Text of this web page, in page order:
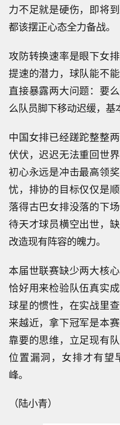
力不足就是硬伤，即将
都该摆正心态全力备战。
攻防转换速率是眼下女
提速的潜力，球队能不
直接暴露两大问题：要
么队员脚下移动迟缓，基
中国女排已经蹉跎整整
伏伏，迟迟无法重回世
初心永远是冲击最高领
忧，排协的目标仅仅是
落得古巴女排没落的下
待天才球员横空出世，
改造现有阵容的魄力。
本届世联赛缺少两大核
恰好用来检验队伍真实
球星的惯性，在实战里
来越近，拿下冠军是本
靠要的思维，立足现有
位置漏洞，女排才有望
峰。
（陆小青）